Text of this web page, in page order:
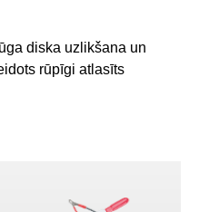
diska uzlikšana un
rūpīgi atlasīts